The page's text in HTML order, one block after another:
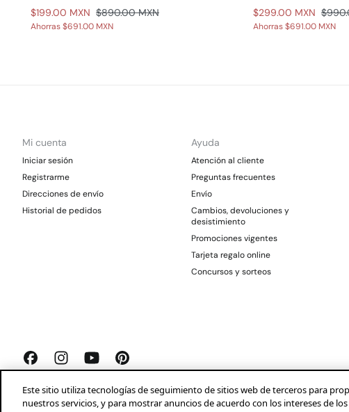
$199.00 MXN $890.00 MXN
Ahorras$691.00 MXN
$299.00 MXN
Ahorras$691.00 MXN
Mi cuenta
Iniciar sesión
Registrarme
Direcciones de envío
Historial de pedidos
Ayuda
Atención al cliente
Preguntas frecuentes
Envío
Cambios, devoluciones y
desistimiento
Promociones vigentes
Tarjeta regalo online
Concursos y sorteos
Springfield 2026© Aviso legal Condiciones generales Privacidad Profeco
Este sitio utiliza tecnologías de seguimiento de sitios web de terceros para
nuestros servicios, y para mostrar anuncios de acuerdo con los intereses de